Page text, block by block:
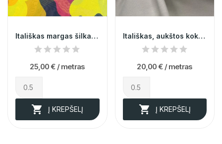
Itališkas margas šilkas (likutis 2,4m)
25,00 € / metras
 Į KREPŠELĮ
Itališkas, aukštos kokybės, viskozinis...
20,00 € / metras
 Į KREPŠELĮ